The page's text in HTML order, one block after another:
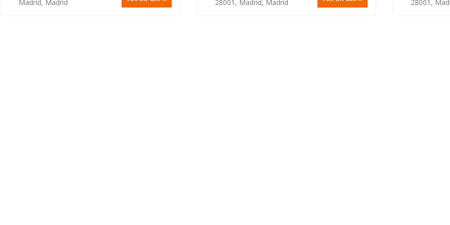
Madrid, Madrid
28001, Madrid, Madrid
28001,